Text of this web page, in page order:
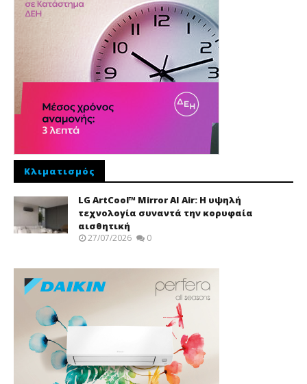
Κλιματισμός
LG ArtCool™ Mirror AI Air: Η υψηλή
τεχνολογία συναντά την κορυφαία
αισθητική
27/07/2026 0